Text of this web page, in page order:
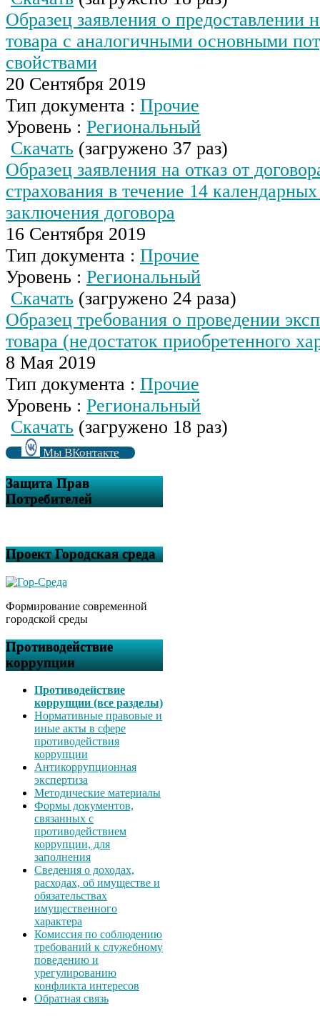
Образец заявления о предоставлении
товара с аналогичными основными
свойствами
20 Сентября 2019
Тип документа : Прочие
Уровень : Региональный
Скачать (загружено 37 раз)
Образец заявления на отказ от
страхования в течение 14
заключения договора
16 Сентября 2019
Тип документа : Прочие
Уровень : Региональный
Скачать (загружено 24 раза)
Образец требования о проведении
товара (недостаток приобретенного
8 Мая 2019
Тип документа : Прочие
Уровень : Региональный
Скачать (загружено 18 раз)
Мы ВКонтакте
Защита Прав
Потребителей
Проект Городская среда
Формирование современной
городской среды
Противодействие
коррупции
Противодействие
коррупции (все разделы)
Нормативные правовые и
иные акты в сфере
противодействия
коррупции
Антикоррупционная
экспертиза
Методические материалы
Формы документов,
связанных с
противодействием
коррупции, для
заполнения
Сведения о доходах,
расходах, об имуществе и
обязательствах
имущественного
характера
Комиссия по соблюдению
требований к служебному
поведению и
урегулированию
конфликта интересов
Обратная связь